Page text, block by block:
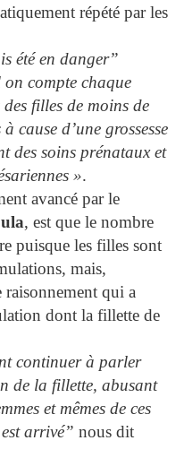
répété par les
été en danger”
compte chaque
des filles de moins de
cause d’une grossesse
des soins prénataux et
».
avancé par le
, est que le nombre
puisque les filles sont
mais,
raisonnement qui a
dont la fillette de
continuer à parler
de la fillette, abusant
et mêmes de ces
arrivé” nous dit